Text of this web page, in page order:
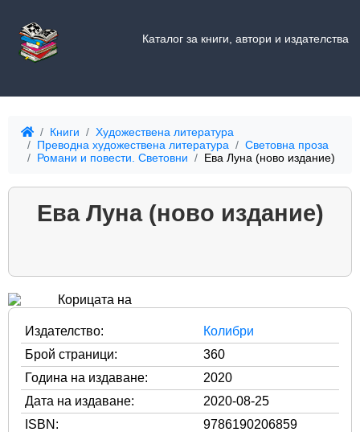
Каталог за книги, автори и издателства
Книги
Художествена литература
Преводна художествена литература
Световна проза
Романи и повести. Световни
Ева Луна (ново издание)
Ева Луна (ново издание)
Издателство:
Колибри
Брой страници:
360
Година на издаване:
2020
Дата на издаване:
2020-08-25
ISBN:
9786190206859